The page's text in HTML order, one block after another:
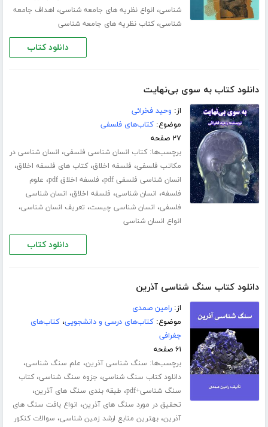
شناسی، انواع نظریه های جامعه شناسی، اهداف جامعه
شناسی،کتاب نظریه های جامعه شناسی
دانلود کتاب
دانلود کتاب به سوی بی‌نهایت
از: وحید فخرائی
موضوع:کتاب‌های فلسفی
۲۷ صفحه
برچسب‌ها:کتاب انسان شناسی فلسفی، انسان شناسی در
مکاتب فلسفی، فلسفه اخلاق،کتاب های فلسفه اخلاق،
انسان شناسی فلسفی pdf ، فلسفه اخلاق pdf ، علوم
فلسفه، انسان شناسی، فلسفه اخلاق، انسان شناسی
فلسفی، انسان شناسی چیست، تعریف انسان شناسی،
انواع انسان شناسی
دانلود کتاب
دانلود کتاب سنگ شناسی آذرین
از:رامین صمدی
موضوع:کتاب‌های درسی و دانشجویی،کتاب‌های
جغرافی
۶۱ صفحه
برچسب‌ها: سنگ شناسی آذرین، علم سنگ شناسی،
دانلود کتاب سنگ شناسی، جزوه سنگ شناسی،کتاب
سنگ شناسی+pdf
، طبقه بندی سنگ های آذرین،
تحقیق در مورد سنگ های آذرین، انواع بافت سنگ های
آذرین،بهترین منابع ارشد زمین شناسی، سوالات کنکور